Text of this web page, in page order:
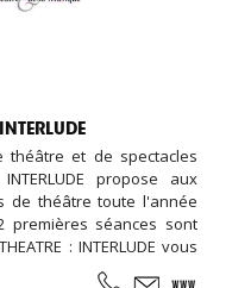
théâtre et de spectacles
propose aux
de théâtre toute l'année
premières séances sont
: INTERLUDE vous
de "la voix parlée"